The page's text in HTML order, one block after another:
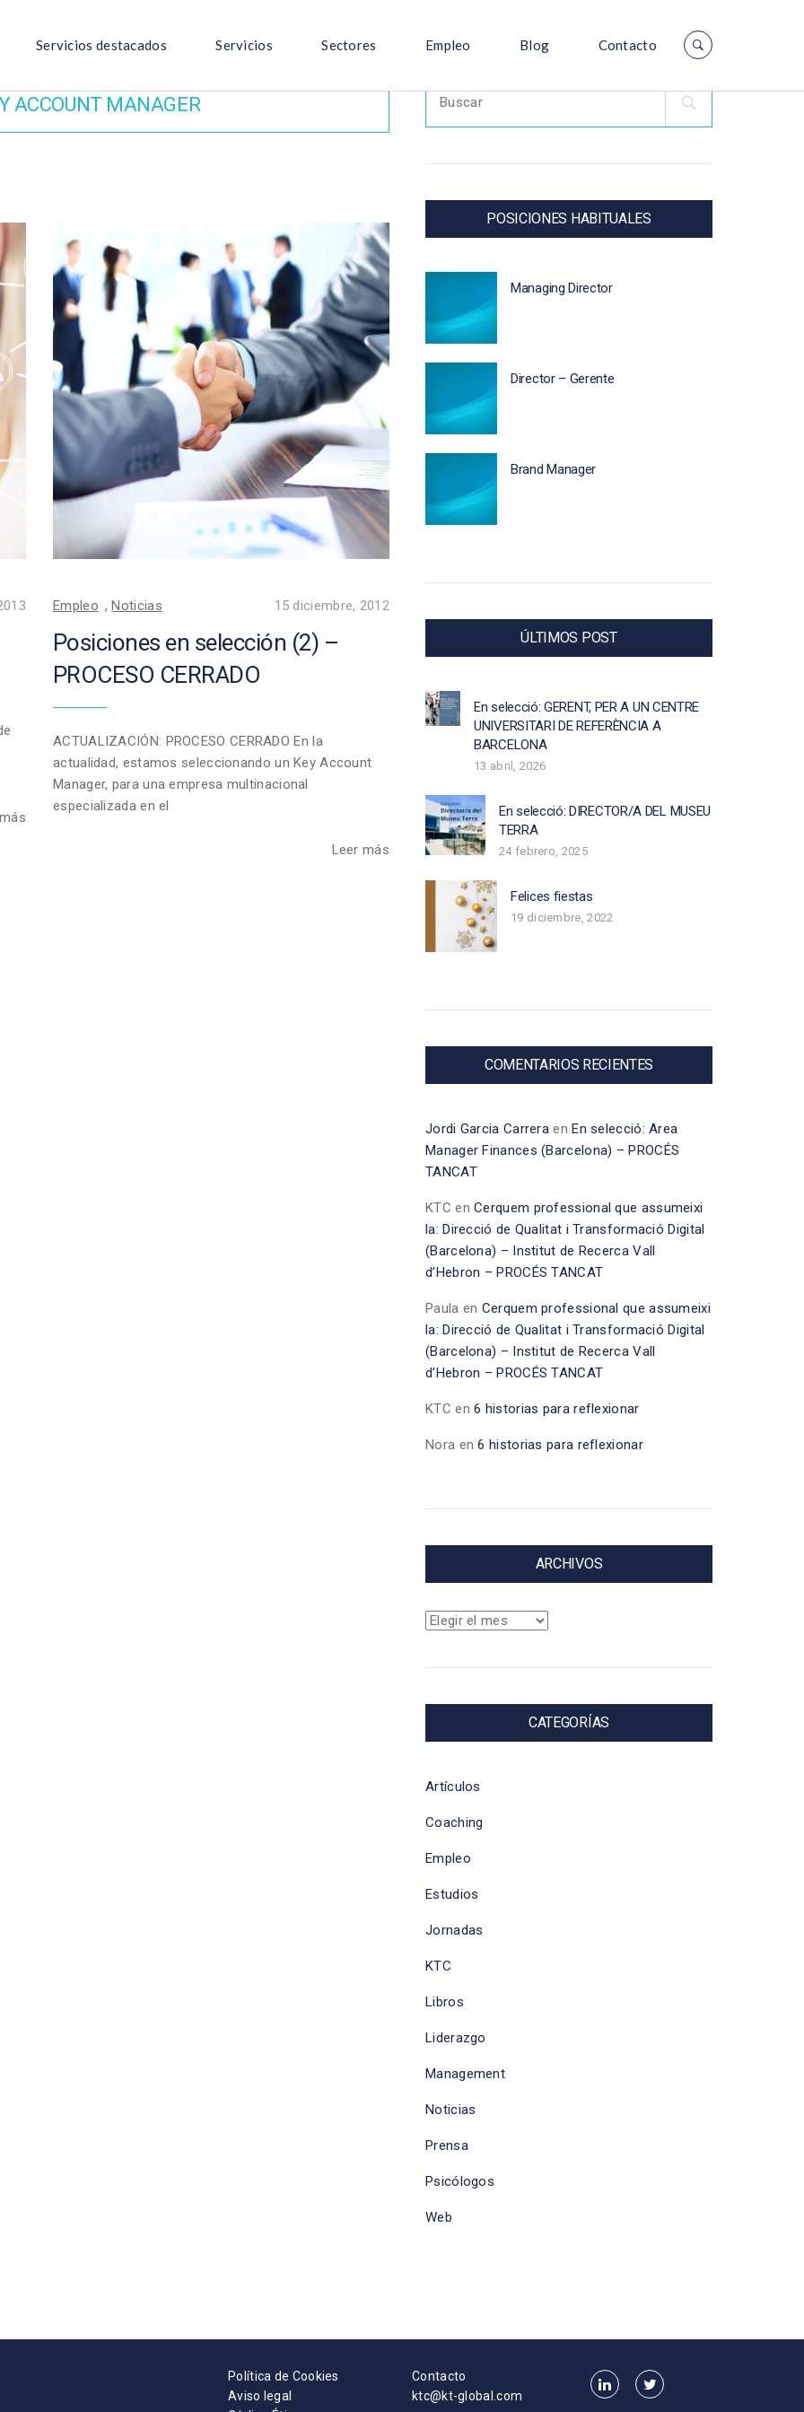
Servicios destacados Servicios Sectores Empleo Blog Contacto
ACCOUNT MANAGER
Empleo ,Noticias 15 diciembre, 2012
Posiciones en selección (2) –
PROCESO CERRADO
ACTUALIZACIÓN: PROCESO CERRADO En la
actualidad, estamos seleccionando un Key Account
Manager, para una empresa multinacional
especializada en el
Leer más
Search
for:
POSICIONES HABITUALES
Managing Director
Director – Gerente
Brand Manager
ÚLTIMOS POST
En selecció: GERENT, PER A UN CENTRE
UNIVERSITARI DE REFERÈNCIA A
BARCELONA
13 abril, 2026
En selecció: DIRECTOR/A DEL MUSEU
TERRA
24 febrero, 2025
Felices fiestas
19 diciembre, 2022
COMENTARIOS RECIENTES
Jordi Garcia Carrera enEn selecció: Area
Manager Finances (Barcelona) – PROCÉS
TANCAT
KTC enCerquem professional que assumeixi
la: Direcció de Qualitat i Transformació Digital
(Barcelona) – Institut de Recerca Vall
d’Hebron – PROCÉS TANCAT
Paula en Cerquem professional que assumeixi
la: Direcció de Qualitat i Transformació Digital
(Barcelona) – Institut de Recerca Vall
d’Hebron – PROCÉS TANCAT
KTC en6 historias para reflexionar
Nora en6 historias para reflexionar
ARCHIVOS
Archivos
CATEGORÍAS
Artículos
Coaching
Empleo
Estudios
Jornadas
KTC
Libros
Liderazgo
Management
Noticias
Prensa
Psicólogos
Web
Política de Cookies
Aviso legal
Contacto
ktc@kt-global.com